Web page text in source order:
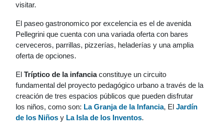
visitar.
El paseo gastronomico por excelencia es el de avenida
Pellegrini que cuenta con una variada oferta con bares
cerveceros, parrillas, pizzerías, heladerías y una amplia
oferta de opciones.
El Tríptico de la infanciaconstituye un circuito
fundamental del proyecto pedagógico urbano a través de la
creación de tres espacios públicos que pueden disfrutar
los niños, como son: La Granja de la Infancia, El Jardín
de los Niños y La Isla de los Inventos.